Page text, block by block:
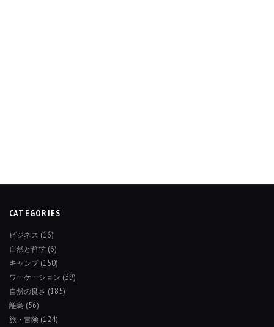
CATEGORIES
ビジネス (16)
自然と哲学 (6)
キャンプ(150)
ワーケーション (39)
自然の良さ (185)
離島 (56)
旅・冒険 (124)